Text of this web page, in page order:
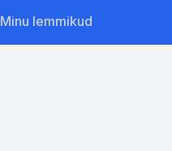
Minu lemmikud